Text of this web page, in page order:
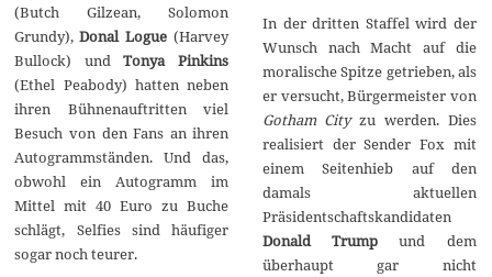
(Butch Gilzean, Solomon
Grundy),Donal Logue (Harvey
Bullock) undTonya Pinkins
(Ethel Peabody) hatten neben
ihren Bühnenauftritten viel
Besuch von den Fans an ihren
Autogrammständen. Und das,
obwohl ein Autogramm im
Mittel mit 40 Euro zu Buche
schlägt, Selfies sind häufiger
sogar noch teurer.
In der dritten Staffel wird der
Wunsch nach Macht auf die
moralische Spitze getrieben, als
er versucht, Bürgermeister von
Gotham Cityzu werden. Dies
realisiert der Sender Fox mit
einem Seitenhieb auf den
damals aktuellen
Präsidentschaftskandidaten
Donald Trumpund dem
überhaupt gar nicht